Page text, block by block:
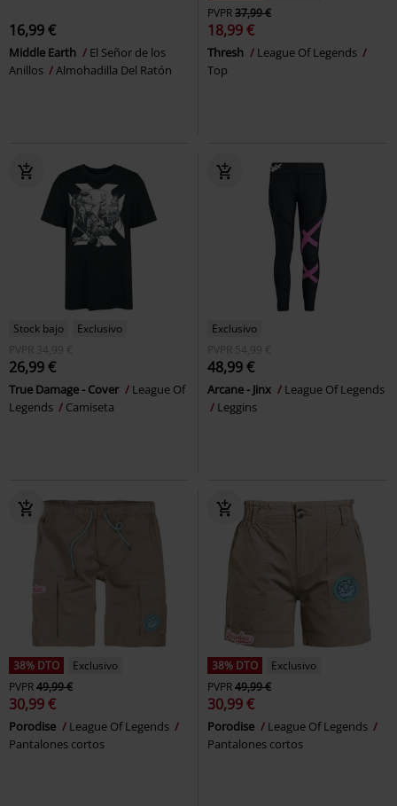
16,99 €
Middle Earth
El Señor de los
Anillos
Almohadilla Del Ratón
PVPR37,99 €
18,99 €
Thresh
League Of Legends
Top
Stock bajo
Exclusivo
PVPR 34,99 €
26,99 €
True Damage - Cover
League Of
Legends
Camiseta
Exclusivo
PVPR
54,99 €
48,99 €
Arcane - Jinx
League Of Legends
Leggins
38% DTO
Exclusivo
PVPR49,99 €
30,99 €
Porodise
League Of Legends
Pantalones cortos
38% DTO
Exclusivo
PVPR49,99 €
30,99 €
Porodise
League Of Legends
Pantalones cortos